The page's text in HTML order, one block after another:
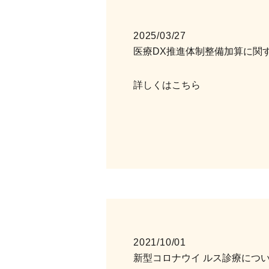
2025/03/27
医療DX推進体制整備加算に関
詳しくはこちら
2021/10/01
新型コロナウイ ルス診療につ